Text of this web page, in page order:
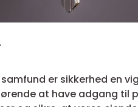
er sikkerhed en
at have adgang til